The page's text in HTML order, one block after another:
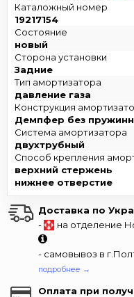
Каталожный номер
19217154
Состояние
новый
Сторона установки
Задние
Тип амортизатора
давление газа
Конструкция
Демпфер без
Система амортизатора
двухтрубный
Способ крепления
верхний стержень
нижнее отверстие
Доставка по
-
на отделение
- самовывоз в
подробнее →
Оплата при